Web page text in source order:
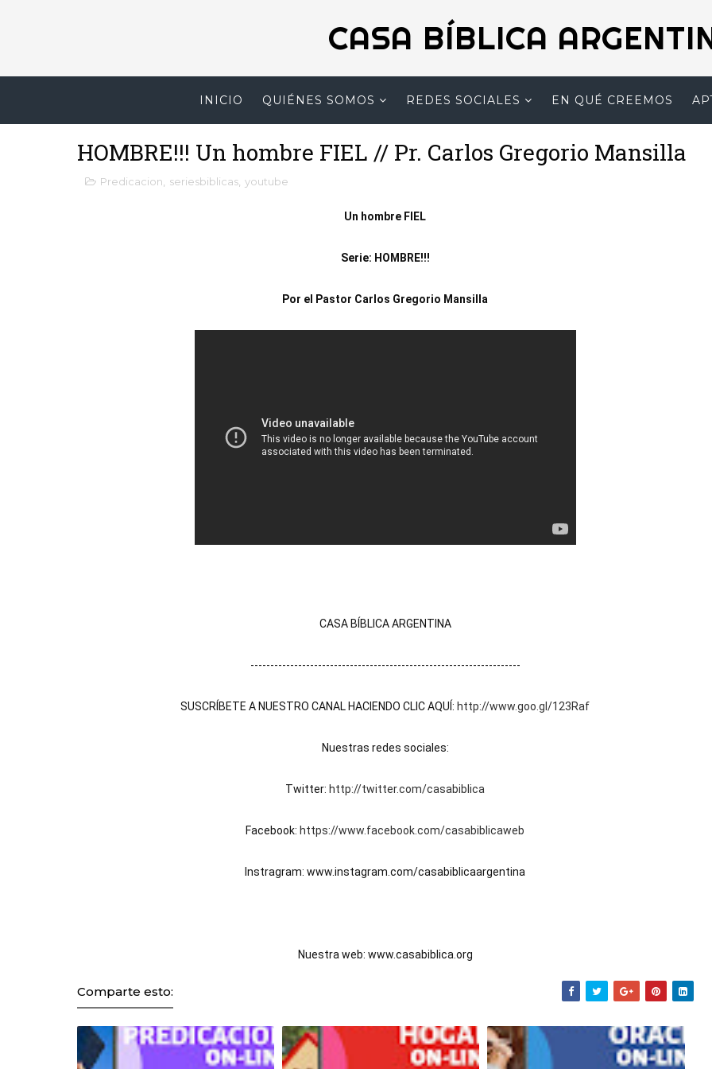
CASA BÍBLICA
INICIO QUIÉNES SOMOS REDES SOCIALES EN QUÉ CREEMOS
HOMBRE!!! Un hombre FIEL // Pr. Carlos Gregorio Mansilla
Predicacion seriesbiblicas youtube
Un hombre FIEL
Serie: HOMBRE!!!
Por el Pastor Carlos Gregorio Mansilla
CASA BÍBLICA ARGENTINA
--------------------------------------------------------------------
SUSCRÍBETE A NUESTRO CANAL HACIENDO CLIC AQUÍ: http://www.goo.gl/123Raf
Nuestras redes sociales:
Twitter: http://twitter.com/casabiblica
Facebook: https://www.facebook.com/casabiblicaweb
Instragram: www.instagram.com/casabiblicaargentina
Nuestra web: www.casabiblica.org
Comparte esto: